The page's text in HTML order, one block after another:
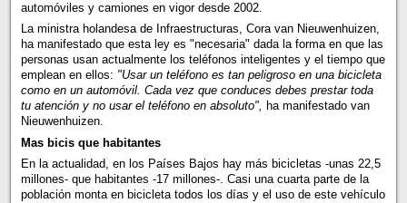
automóviles y camiones en vigor desde 2002.
La ministra holandesa de Infraestructuras, Cora van Nieuwenhuizen,
ha manifestado que esta ley es "necesaria" dada la forma en que las
personas usan actualmente los teléfonos inteligentes y el tiempo que
emplean en ellos: "Usar un teléfono es tan peligroso en una bicicleta
como en un automóvil. Cada vez que conduces debes prestar toda
tu atención y no usar el teléfono en absoluto", ha manifestado van
Nieuwenhuizen.
Mas bicis que habitantes
En la actualidad, en los Países Bajos hay más bicicletas -unas 22,5
millones- que habitantes -17 millones-. Casi una cuarta parte de la
población monta en bicicleta todos los días y el uso de este vehículo